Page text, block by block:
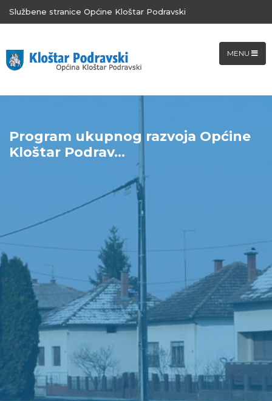
Službene stranice Općine Kloštar Podravski
MENU
Program ukupnog razvoja Općine
Kloštar Podrav...